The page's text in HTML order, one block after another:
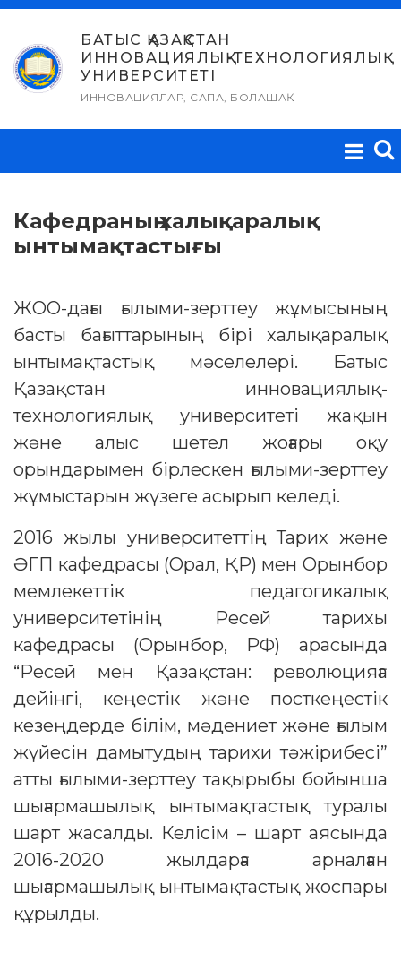
Skip
content
БАТЫС ҚАЗАҚСТАН
ИННОВАЦИЯЛЫҚ-ТЕХНОЛОГИЯЛЫҚ
УНИВЕРСИТЕТІ
ИННОВАЦИЯЛАР, САПА, БОЛАШАҚ
Кафедраның халықаралық
ынтымақтастығы
ЖОО-дағы ғылыми-зерттеу жұмысының
басты бағыттарының бірі халықаралық
ынтымақтастық мәселелері. Батыс
Қазақстан инновациялық-
технологиялық университеті жақын
және алыс шетел жоғары оқу
орындарымен бірлескен ғылыми-зерттеу
жұмыстарын жүзеге асырып келеді.
2016 жылы университеттің Тарих және
ӘГП кафедрасы (Орал, ҚР) мен Орынбор
мемлекеттік педагогикалық
университетінің Ресей тарихы
кафедрасы (Орынбор, РФ) арасында
“Ресей мен Қазақстан: революцияға
дейінгі, кеңестік және посткеңестік
кезеңдерде білім, мәдениет және ғылым
жүйесін дамытудың тарихи тәжірибесі”
атты ғылыми-зерттеу тақырыбы бойынша
шығармашылық ынтымақтастық туралы
шарт жасалды. Келісім – шарт аясында
2016-2020 жылдарға арналған
шығармашылық ынтымақтастық жоспары
құрылды.